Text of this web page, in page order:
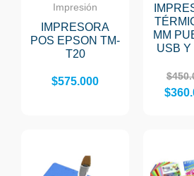
Impresión
IMPRESORA
POS EPSON TM-
T20
$575.000
MM
USB Y
$
$